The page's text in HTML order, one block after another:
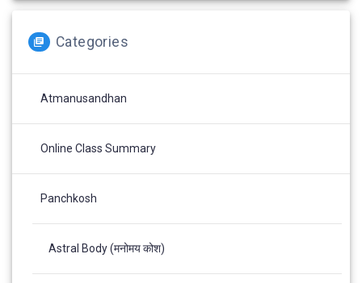
Categories
Atmanusandhan
Online Class Summary
Panchkosh
Astral Body (मनोमय कोश)